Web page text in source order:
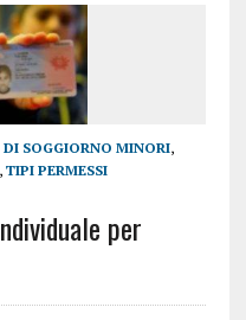
DI SOGGIORNO MINORI,
TIPI PERMESSI
per